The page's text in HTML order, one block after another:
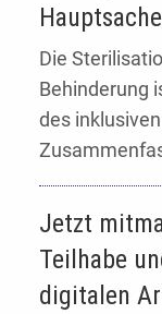
Die
Behinderung
des
Jetzt
Teilhabe
digitalen